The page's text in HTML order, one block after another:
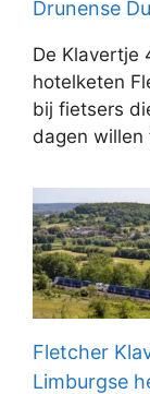
Drunense
De Klavertje
hotelketen
bij fietsers
dagen
Fletcher
Limburgse